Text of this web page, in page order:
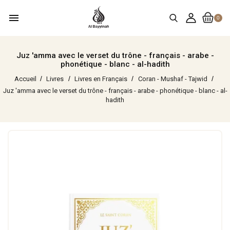
0
menu
Juz 'amma avec le verset du trône - français - arabe -
phonétique - blanc - al-hadith
Accueil Livres Livres en Français
Coran - Mushaf - Tajwid
Juz 'amma avec le verset du trône - français - arabe - phonétique - blanc - al-
hadith